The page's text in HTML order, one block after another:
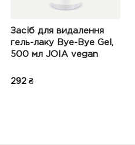
Засіб для видалення
гель-лаку Bye-Bye Gel,
500 мл JOIA vegan
292 ₴